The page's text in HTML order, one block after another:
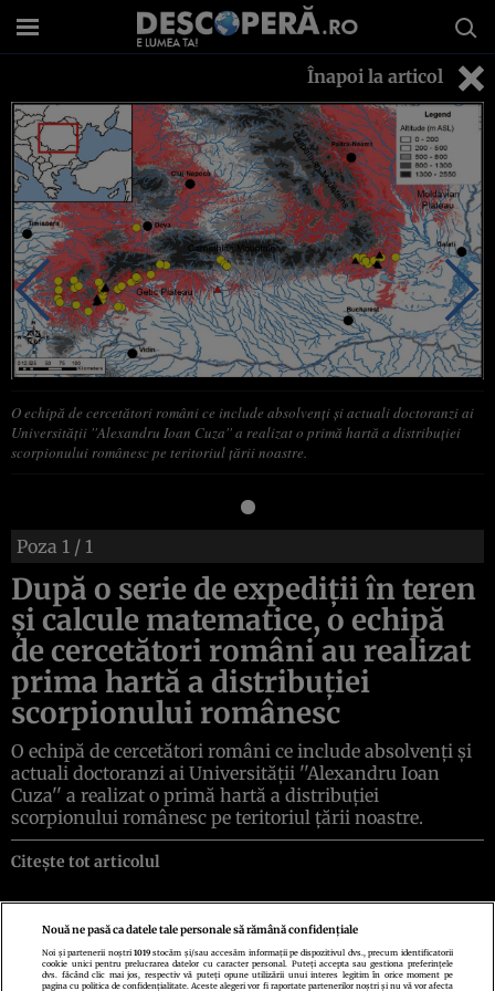
Înapoi la articol
O echipă de cercetători români ce include absolvenţi şi actuali doctoranzi ai
Universităţii ''Alexandru Ioan Cuza'' a realizat o primă hartă a distribuţiei
scorpionului românesc pe teritoriul ţării noastre.
Poza 1 / 1
După o serie de expediţii în teren
şi calcule matematice, o echipă
de cercetători români au realizat
prima hartă a distribuţiei
scorpionului românesc
O echipă de cercetători români ce include absolvenţi şi
actuali doctoranzi ai Universităţii ''Alexandru Ioan
Cuza'' a realizat o primă hartă a distribuţiei
scorpionului românesc pe teritoriul ţării noastre.
Citește tot articolul
Politica de confidenţialitate Politica de cookiesTermeni şi condiţii
Echipa redacționalăContactSetări Cookies
Nouă ne pasă ca datele tale personale să rămână confidențiale
Noi și partenerii noștri1019 stocăm și/sau accesăm informații pe dispozitivul dvs., precum identificatorii
cookie unici pentru prelucrarea datelor cu caracter personal. Puteți accepta sau gestiona preferințele
dvs. făcând clic mai jos, respectiv vă puteți opune utilizării unui interes legitim în orice moment pe
pagina cu politica de confidențialitate. Aceste alegeri vor fi raportate partenerilor noștri și nu vă vor afecta